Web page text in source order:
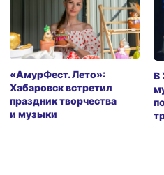
«АмурФест. Лето»:
Хабаровск встретил
праздник творчества
и музыки
В